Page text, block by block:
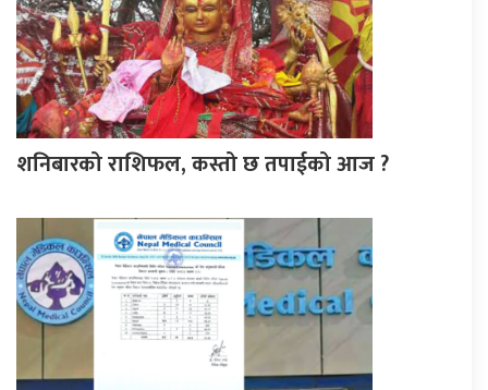
शनिबारको राशिफल, कस्तो छ तपाईको आज ?